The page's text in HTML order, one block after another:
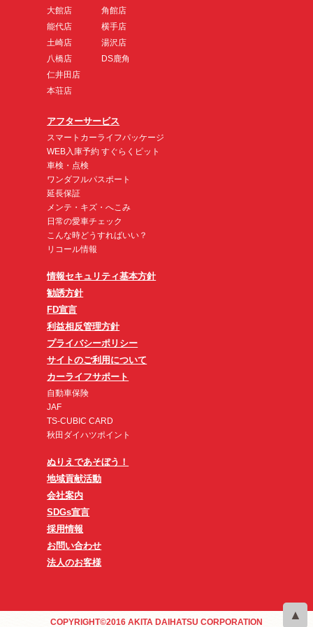
大館店
能代店
土崎店
八橋店
仁井田店
本荘店
角館店
横手店
湯沢店
DS鹿角
アフターサービス
スマートカーライフパッケージ
WEB入庫予約 すぐらくピット
車検・点検
ワンダフルパスポート
延長保証
メンテ・キズ・へこみ
日常の愛車チェック
こんな時どうすればいい？
リコール情報
情報セキュリティ基本方針
勧誘方針
FD宣言
利益相反管理方針
プライバシーポリシー
サイトのご利用について
カーライフサポート
自動車保険
JAF
TS-CUBIC CARD
秋田ダイハツポイント
ぬりえであそぼう！
地域貢献活動
会社案内
SDGs宣言
採用情報
お問い合わせ
法人のお客様
COPYRIGHT©2016 AKITA DAIHATSU CORPORATION